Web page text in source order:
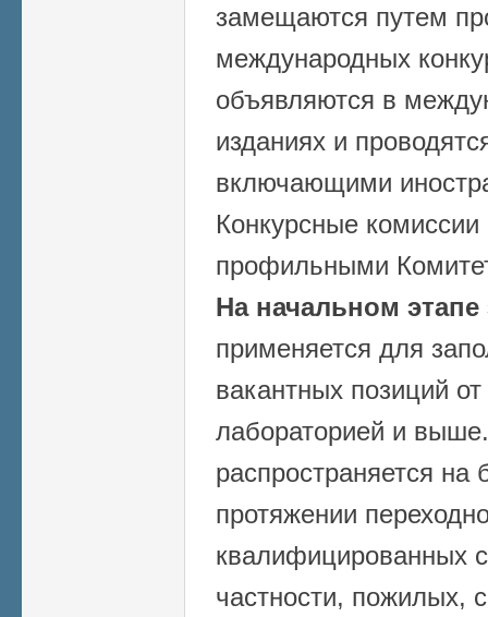
замещаются путем
международных
объявляются в
изданиях и
включающими
Конкурсные комиссии
профильными
На начальном этапе
применяется для
вакантных позиций
лабораторией и
распространяется на
протяжении
квалифицированных
частности, пожилых,